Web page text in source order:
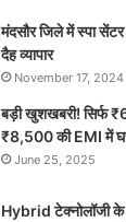
मंदसौर जिले में स्पा सेंटर
दैह व्यापार
November 17, 2024
बड़ी खुशखबरी! सिर्फ
₹8,500 की EMI में
June 25, 2025
Hybrid टेक्नोलॉजी के